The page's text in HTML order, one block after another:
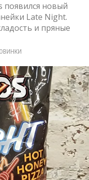
появился новый
Late Night.
и пряные